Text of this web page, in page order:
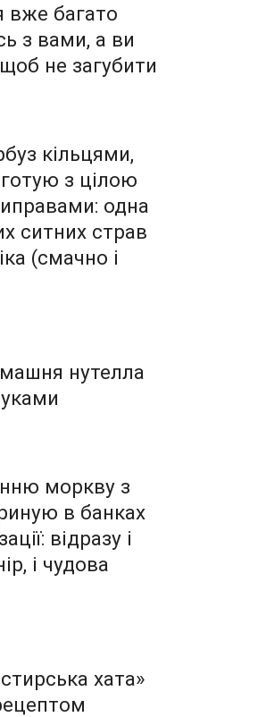
вже багато
з вами, а ви
щоб не загубити
кільцями,
з цілою
одна
ситних страв
(смачно і
нутелла
моркву з
в банках
відразу і
і чудова
хата»